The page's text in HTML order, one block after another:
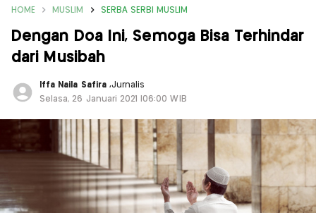
HOME MUSLIM SERBA SERBI MUSLIM
Dengan Doa Ini, Semoga Bisa Terhindar
dari Musibah
Iffa Naila Safira ,Jurnalis
Selasa, 26 Januari 2021 |06:00 WIB